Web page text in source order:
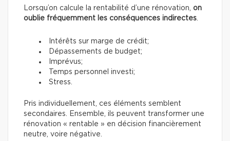
Lorsqu’on calcule la rentabilité d’une rénovation, on
oublie fréquemment les conséquences indirectes
Intérêts sur marge de crédit;
Dépassements de budget;
Imprévus;
Temps personnel investi;
Stress.
Pris individuellement, ces éléments semblent
secondaires. Ensemble, ils peuvent transformer une
rénovation « rentable » en décision financièrement
neutre, voire négative.